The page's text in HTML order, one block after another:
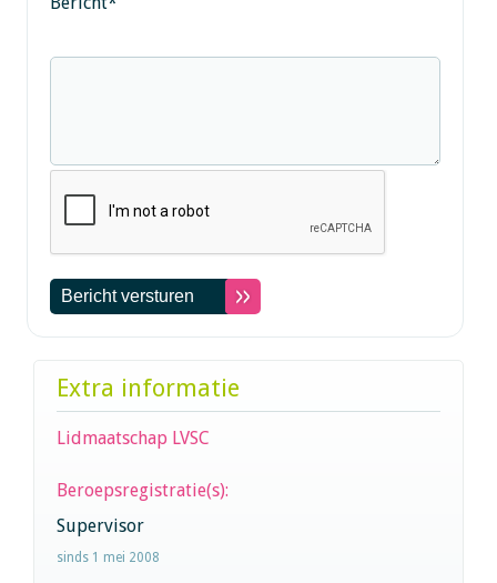
Extra informatie
Lidmaatschap LVSC
Beroepsregistratie(s):
Supervisor
sinds 1 mei 2008